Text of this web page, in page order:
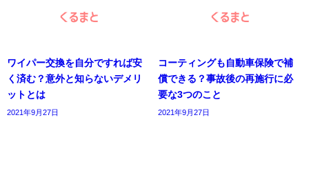
ワイパー交換を自分ですれば安
く済む？意外と知らないデメリ
ットとは
2021年9月27日
コーティングも自動車保険で補
償できる？事故後の再施行に必
要な3つのこと
2021年9月27日